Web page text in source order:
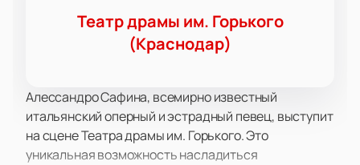
Театр драмы им. Горького
(Краснодар)
Алессандро Сафина, всемирно известный
итальянский оперный и эстрадный певец, выступит
на сцене Театра драмы им. Горького. Это
уникальная возможность насладиться